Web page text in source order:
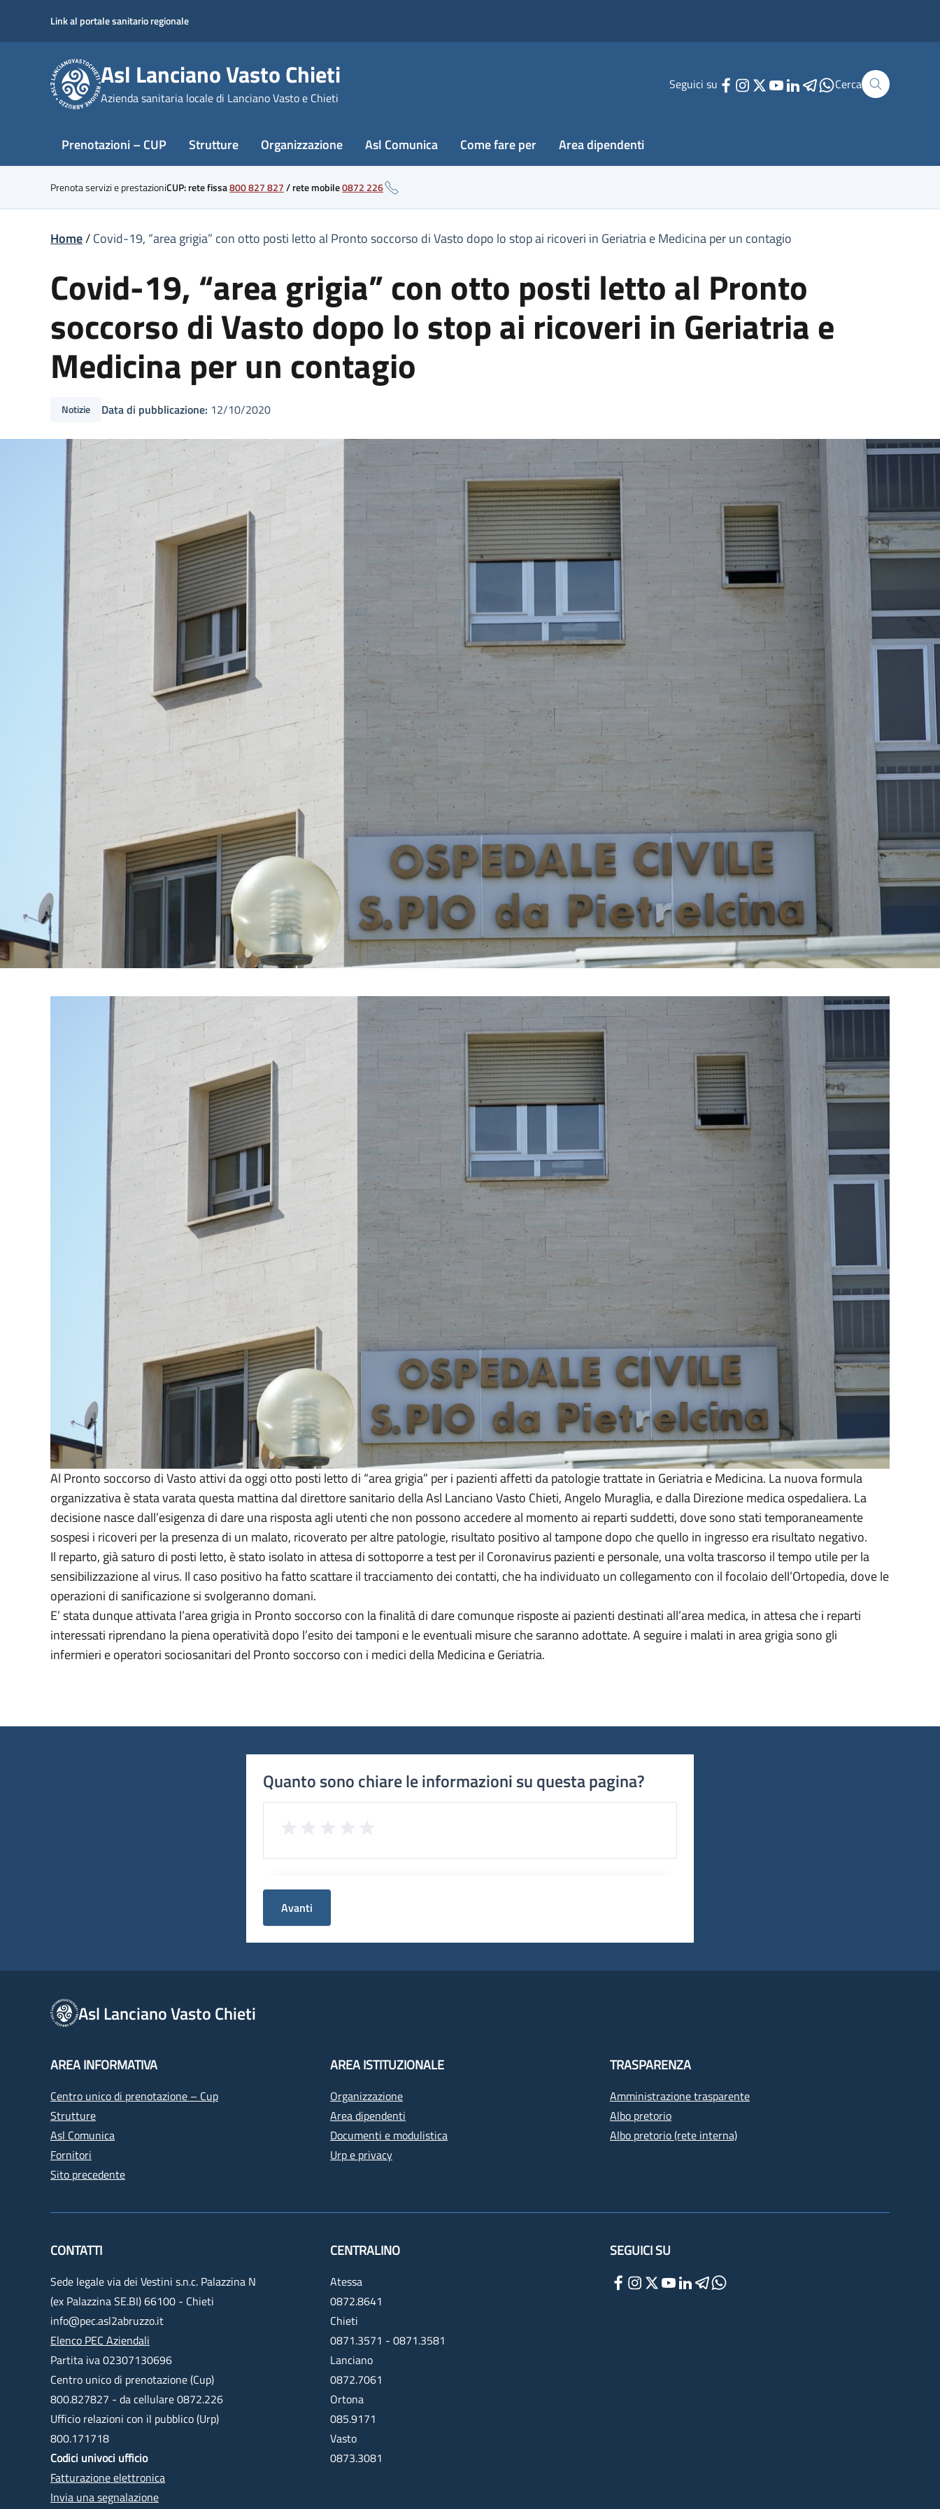
content
Link al portale sanitario regionale
Asl Lanciano Vasto Chieti
Azienda sanitaria locale di Lanciano Vasto e Chieti
Seguici su Cerca
Prenotazioni – CUP Strutture Organizzazione Asl Comunica Come fare per Area dipendenti
Prenota servizi e prestazioniCUP: rete fissa800 827 827/rete mobile0872 226
Home/Covid-19, “area grigia” con otto posti letto al Pronto soccorso di Vasto dopo lo stop ai ricoveri in Geriatria e Medicina per un contagio
Covid-19, “area grigia” con otto posti letto al Pronto
soccorso di Vasto dopo lo stop ai ricoveri in Geriatria e
Medicina per un contagio
Notizie Data di pubblicazione: 12/10/2020
Al Pronto soccorso di Vasto attivi da oggi otto posti letto di “area grigia” per i pazienti affetti da patologie trattate in Geriatria e Medicina. La nuova formula
organizzativa è stata varata questa mattina dal direttore sanitario della Asl Lanciano Vasto Chieti, Angelo Muraglia, e dalla Direzione medica ospedaliera. La
decisione nasce dall’esigenza di dare una risposta agli utenti che non possono accedere al momento ai reparti suddetti, dove sono stati temporaneamente
sospesi i ricoveri per la presenza di un malato, ricoverato per altre patologie, risultato positivo al tampone dopo che quello in ingresso era risultato negativo.
Il reparto, già saturo di posti letto, è stato isolato in attesa di sottoporre a test per il Coronavirus pazienti e personale, una volta trascorso il tempo utile per la
sensibilizzazione al virus. Il caso positivo ha fatto scattare il tracciamento dei contatti, che ha individuato un collegamento con il focolaio dell’Ortopedia, dove le
operazioni di sanificazione si svolgeranno domani.
E’ stata dunque attivata l’area grigia in Pronto soccorso con la finalità di dare comunque risposte ai pazienti destinati all’area medica, in attesa che i reparti
interessati riprendano la piena operatività dopo l’esito dei tamponi e le eventuali misure che saranno adottate. A seguire i malati in area grigia sono gli
infermieri e operatori sociosanitari del Pronto soccorso con i medici della Medicina e Geriatria.
Quanto sono chiare le informazioni su questa pagina?
Avanti
Asl Lanciano Vasto Chieti
AREA INFORMATIVA
Centro unico di prenotazione – Cup
Strutture
Asl Comunica
Fornitori
Sito precedente
AREA ISTITUZIONALE
Organizzazione
Area dipendenti
Documenti e modulistica
Urp e privacy
TRASPARENZA
Amministrazione trasparente
Albo pretorio
Albo pretorio (rete interna)
CONTATTI
Sede legale via dei Vestini s.n.c. Palazzina N
(ex Palazzina SE.BI) 66100 - Chieti
info@pec.asl2abruzzo.it
Elenco PEC Aziendali
Partita iva 02307130696
Centro unico di prenotazione (Cup)
800.827827 - da cellulare 0872.226
Ufficio relazioni con il pubblico (Urp)
800.171718
Codici univoci ufficio
Fatturazione elettronica
Invia una segnalazione
CENTRALINO
Atessa
0872.8641
Chieti
0871.3571 - 0871.3581
Lanciano
0872.7061
Ortona
085.9171
Vasto
0873.3081
SEGUICI SU